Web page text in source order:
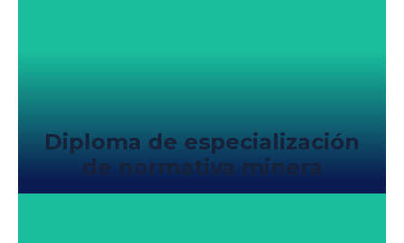
Diploma de especialización
de normativa minera